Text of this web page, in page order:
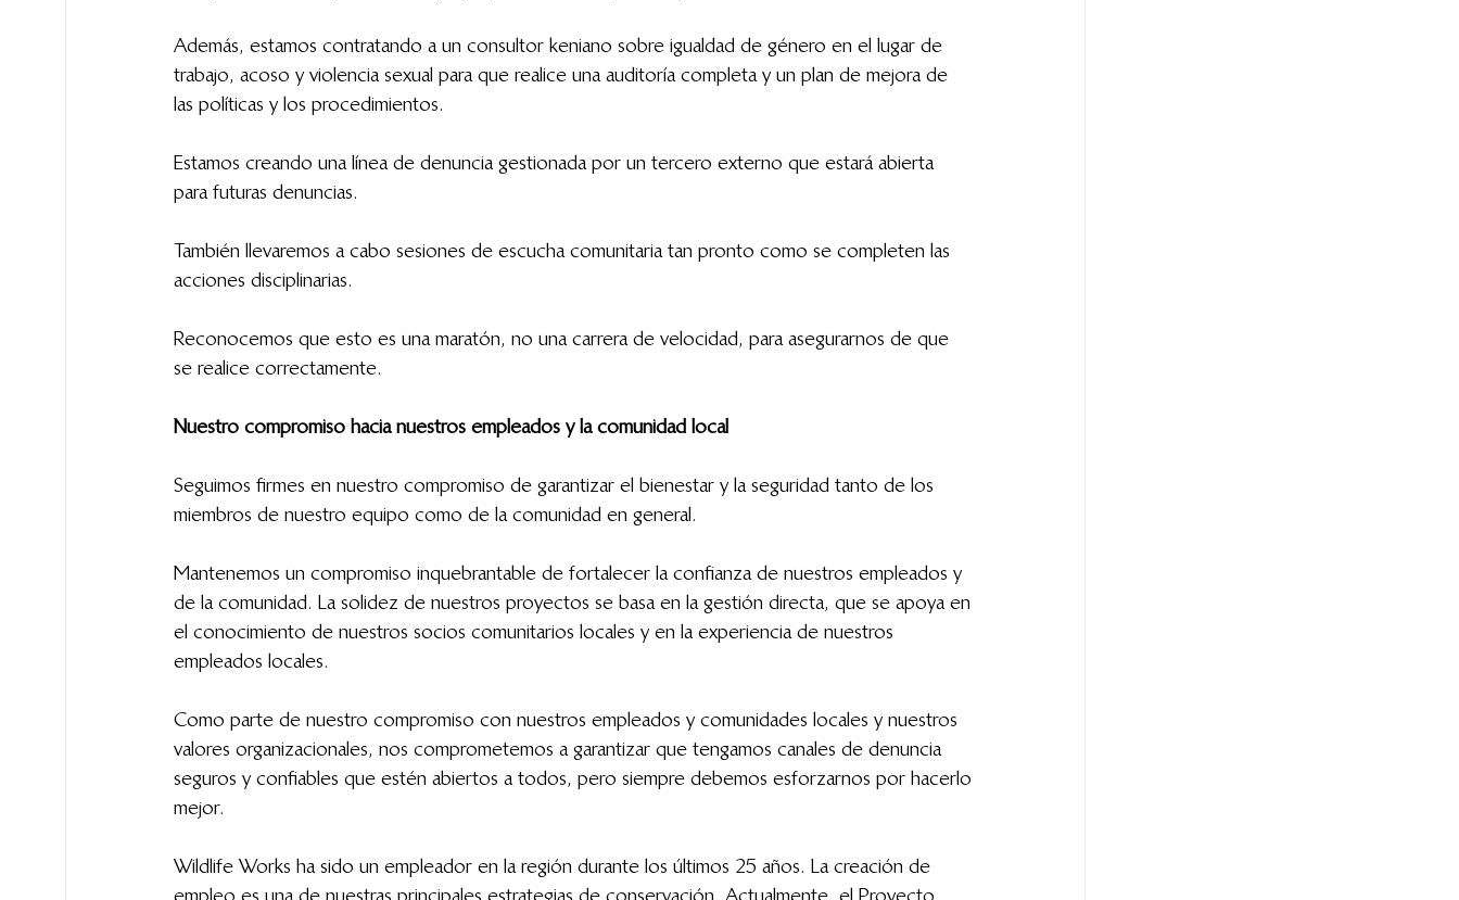
Además, estamos contratando a un consultor keniano sobre igualdad de género en el lugar de
trabajo, acoso y violencia sexual para que realice una auditoría completa y un plan de mejora de
las políticas y los procedimientos.
Estamos creando una línea de denuncia gestionada por un tercero externo que estará abierta
para futuras denuncias.
También llevaremos a cabo sesiones de escucha comunitaria tan pronto como se completen las
acciones disciplinarias.
Reconocemos que esto es una maratón, no una carrera de velocidad, para asegurarnos de que
se realice correctamente.
Nuestro compromiso hacia nuestros empleados y la comunidad local
Seguimos firmes en nuestro compromiso de garantizar el bienestar y la seguridad tanto de los
miembros de nuestro equipo como de la comunidad en general.
Mantenemos un compromiso inquebrantable de fortalecer la confianza de nuestros empleados y
de la comunidad. La solidez de nuestros proyectos se basa en la gestión directa, que se apoya en
el conocimiento de nuestros socios comunitarios locales y en la experiencia de nuestros
empleados locales.
Como parte de nuestro compromiso con nuestros empleados y comunidades locales y nuestros
valores organizacionales, nos comprometemos a garantizar que tengamos canales de denuncia
seguros y confiables que estén abiertos a todos, pero siempre debemos esforzarnos por hacerlo
mejor.
Wildlife Works ha sido un empleador en la región durante los últimos 25 años. La creación de